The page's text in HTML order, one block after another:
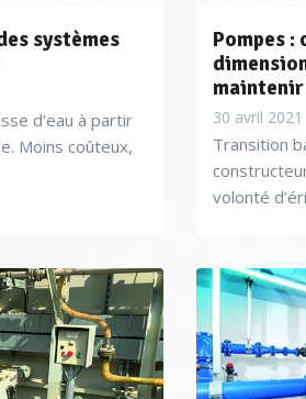
systèmes
d’eau à partir
Moins coûteux,
Pompes
30 avril 2021
Transition
volonté